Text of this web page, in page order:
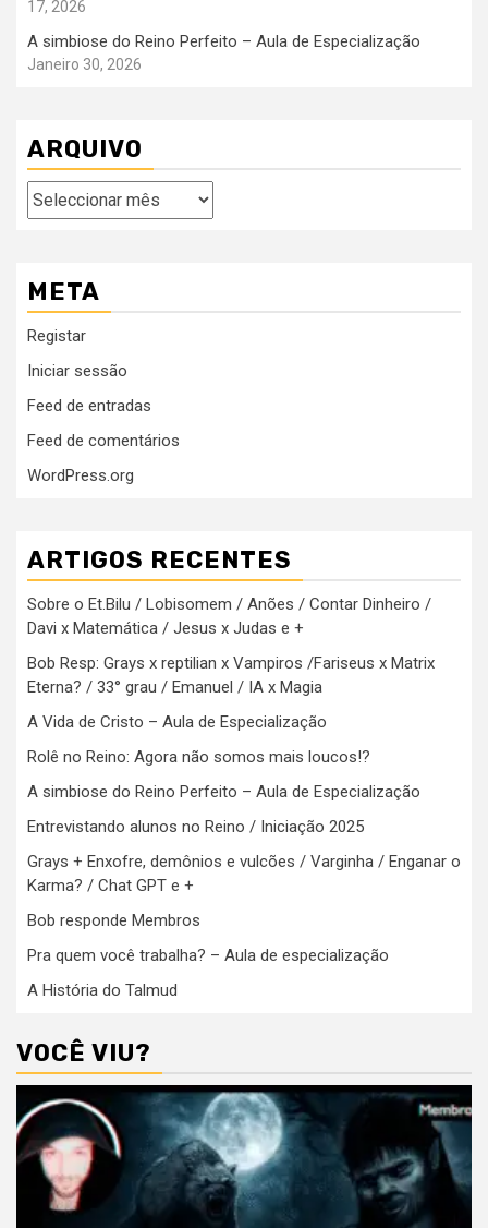
17, 2026
A simbiose do Reino Perfeito – Aula de Especialização
Janeiro 30, 2026
ARQUIVO
Arquivo
META
Registar
Iniciar sessão
Feed de entradas
Feed de comentários
WordPress.org
ARTIGOS RECENTES
Sobre o Et.Bilu / Lobisomem / Anões / Contar Dinheiro /
Davi x Matemática / Jesus x Judas e +
Bob Resp: Grays x reptilian x Vampiros /Fariseus x Matrix
Eterna? / 33° grau / Emanuel / IA x Magia
A Vida de Cristo – Aula de Especialização
Rolê no Reino: Agora não somos mais loucos!?
A simbiose do Reino Perfeito – Aula de Especialização
Entrevistando alunos no Reino / Iniciação 2025
Grays + Enxofre, demônios e vulcões / Varginha / Enganar o
Karma? / Chat GPT e +
Bob responde Membros
Pra quem você trabalha? – Aula de especialização
A História do Talmud
VOCÊ VIU?